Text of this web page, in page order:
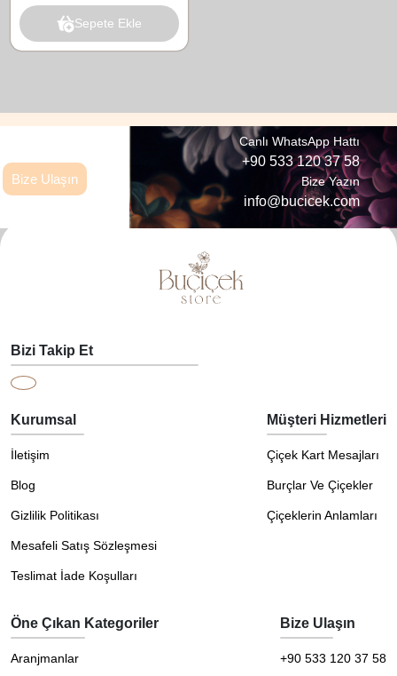
Sepete Ekle
Bize Ulaşın
Canlı WhatsApp Hattı
+90 533 120 37 58
Bize Yazın
info@bucicek.com
Bizi Takip Et
Kurumsal
İletişim
Blog
Gizlilik Politikası
Mesafeli Satış Sözleşmesi
Teslimat İade Koşulları
Müşteri Hizmetleri
Çiçek Kart Mesajları
Burçlar Ve Çiçekler
Çiçeklerin Anlamları
Öne Çıkan Kategoriler
Aranjmanlar
Bize Ulaşın
+90 533 120 37 58